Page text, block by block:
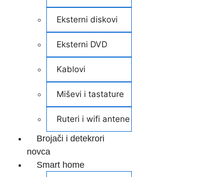
Eksterni diskovi
Eksterni DVD
Kablovi
Miševi i tastature
Ruteri i wifi antene
Brojači i detekrori
novca
Smart home